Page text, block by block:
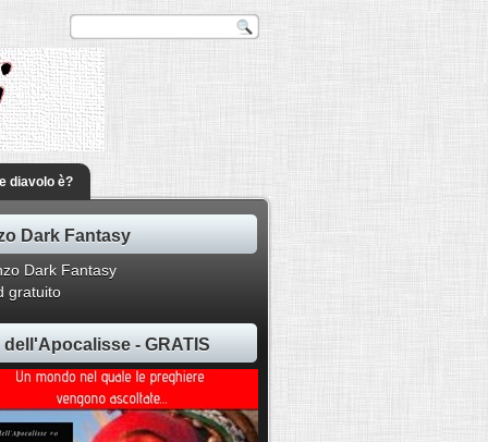
diavolo è?
Dark Fantasy
gratuito
dell'Apocalisse - GRATIS